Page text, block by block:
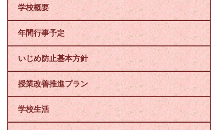
学校概要
年間行事予定
いじめ防止基本方針
授業改善推進プラン
学校生活